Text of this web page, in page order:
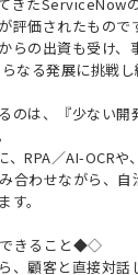
評価されたもので
らの出資も受け、
なる発展に挑戦し
のは、『少ない開
RPA／AI-OCRや
合わせながら、
。
きること◆◇
、顧客と直接対話